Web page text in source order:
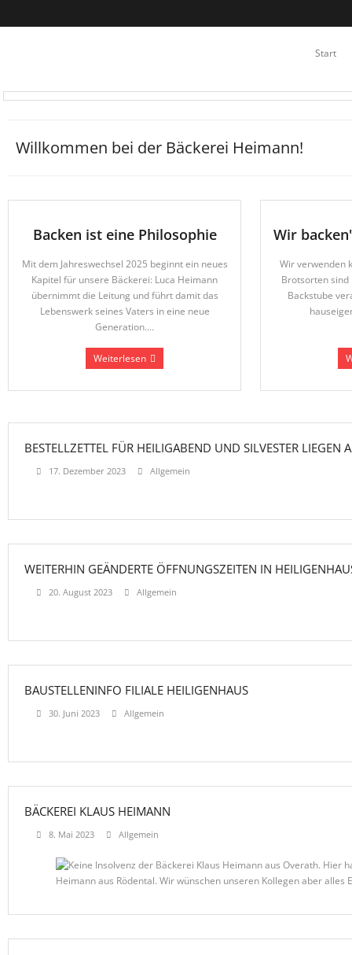
Start
Willkommen bei der Bäckerei Heimann!
Backen ist eine Philosophie
Mit dem Jahreswechsel 2025 beginnt ein neues
Kapitel für unsere Bäckerei: Luca Heimann
übernimmt die Leitung und führt damit das
Lebenswerk seines Vaters in eine neue
Generation....
Weiterlesen
Wir
Wir verwenden
Brotsorten
Backstube
BESTELLZETTEL FÜR HEILIGABEND UND SILVESTER LIEGEN
17. Dezember 2023 Allgemein
WEITERHIN GEÄNDERTE ÖFFNUNGSZEITEN IN
20. August 2023 Allgemein
BAUSTELLENINFO FILIALE HEILIGENHAUS
30. Juni 2023 Allgemein
BÄCKEREI KLAUS HEIMANN
8. Mai 2023 Allgemein